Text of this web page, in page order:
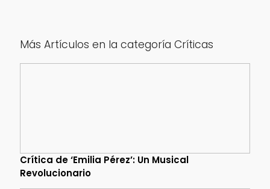
Más Artículos en la categoría Críticas
Crítica de ‘Emilia Pérez’: Un Musical
Revolucionario